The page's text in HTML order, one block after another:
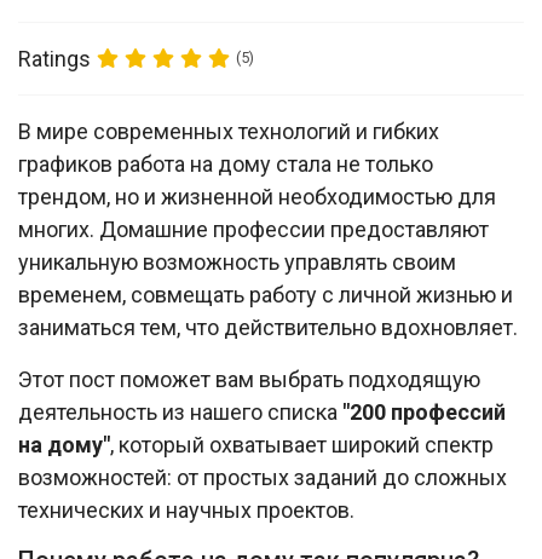
Ratings (5)
В мире современных технологий и гибких
графиков работа на дому стала не только
трендом, но и жизненной необходимостью для
многих. Домашние профессии предоставляют
уникальную возможность управлять своим
временем, совмещать работу с личной жизнью и
заниматься тем, что действительно вдохновляет.
Этот пост поможет вам выбрать подходящую
деятельность из нашего списка "200 профессий
на дому", который охватывает широкий спектр
возможностей: от простых заданий до сложных
технических и научных проектов.